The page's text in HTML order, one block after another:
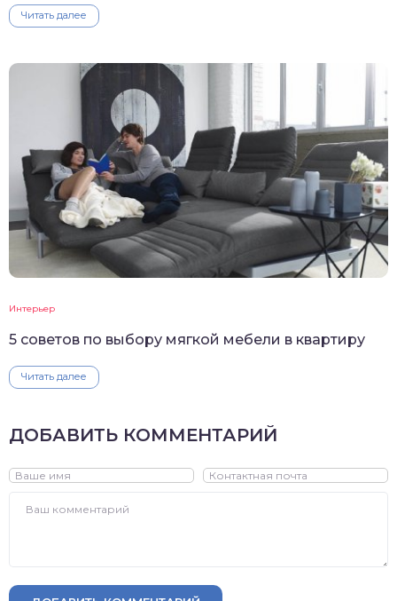
Читать далее
Интерьер
5 советов по выбору мягкой мебели в квартиру
Читать далее
ДОБАВИТЬ КОММЕНТАРИЙ